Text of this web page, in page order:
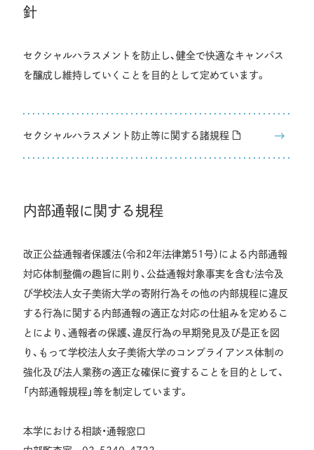
針
セクシャルハラスメントを防止し、健全で快適なキャンパス
を醸成し維持していくことを目的として定めています。
セクシャルハラスメント防止等に関する諸規程
内部通報に関する規程
改正公益通報者保護法（令和2年法律第51号）による内部通報
対応体制整備の趣旨に則り、公益通報対象事実を含む法令及
び学校法人女子美術大学の寄附行為その他の内部規程に違反
する行為に関する内部通報の適正な対応の仕組みを定めるこ
とにより、通報者の保護、違反行為の早期発見及び是正を図
り、もって学校法人女子美術大学のコンプライアンス体制の
強化及び法人業務の適正な確保に資することを目的として、
「内部通報規程」等を制定しています。
本学における相談・通報窓口